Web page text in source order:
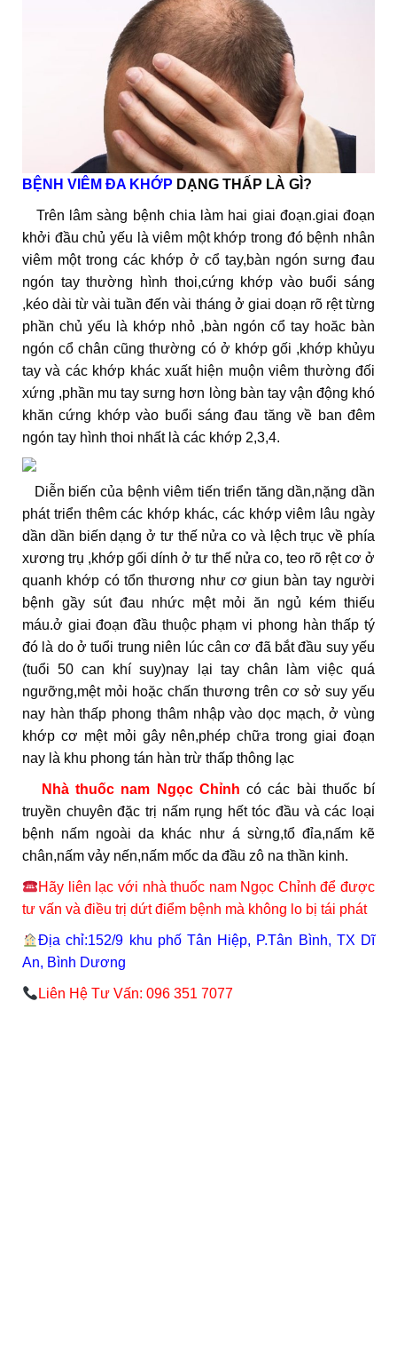
BỆNH VIÊM ĐA KHỚP DẠNG THẤP LÀ GÌ?
Trên lâm sàng bệnh chia làm hai giai đoạn.giai đoạn
khởi đầu chủ yếu là viêm một khớp trong đó bệnh nhân
viêm một trong các khớp ở cổ tay,bàn ngón sưng đau
ngón tay thường hình thoi,cứng khớp vào buổi sáng
,kéo dài từ vài tuần đến vài tháng ở giai doạn rõ rệt từng
phần chủ yếu là khớp nhỏ ,bàn ngón cổ tay hoăc bàn
ngón cổ chân cũng thường có ở khớp gối ,khớp khủyu
tay và các khớp khác xuất hiện muộn viêm thường đối
xứng ,phần mu tay sưng hơn lòng bàn tay vận động khó
khăn cứng khớp vào buổi sáng đau tăng về ban đêm
ngón tay hình thoi nhất là các khớp 2,3,4.
Diễn biến của bệnh viêm tiến triển tăng dần,nặng dần
phát triển thêm các khớp khác, các khớp viêm lâu ngày
dần dần biến dạng ở tư thế nửa co và lệch trục về phía
xương trụ ,khớp gối dính ở tư thế nửa co, teo rõ rệt cơ ở
quanh khớp có tổn thương như cơ giun bàn tay người
bệnh gầy sút đau nhức mệt mỏi ăn ngủ kém thiếu
máu.ở giai đoạn đầu thuộc phạm vi phong hàn thấp tý
đó là do ở tuổi trung niên lúc cân cơ đã bắt đầu suy yếu
(tuổi 50 can khí suy)nay lại tay chân làm việc quá
ngưỡng,mệt mỏi hoặc chấn thương trên cơ sở suy yếu
nay hàn thấp phong thâm nhập vào dọc mạch, ở vùng
khớp cơ mệt mỏi gây nên,phép chữa trong giai đoạn
nay là khu phong tán hàn trừ thấp thông lạc
Nhà thuốc nam Ngọc Chỉnh có các bài thuốc bí
truyền chuyên đặc trị nấm rụng hết tóc đầu và các loại
bệnh nấm ngoài da khác như á sừng,tổ đỉa,nấm kẽ
chân,nấm vảy nến,nấm mốc da đầu zô na thần kinh.
Hãy liên lạc với nhà thuốc nam Ngọc Chỉnh để được
tư vấn và điều trị dứt điểm bệnh mà không lo bị tái phát
Địa chỉ:152/9 khu phố Tân Hiệp, P.Tân Bình, TX Dĩ
An, Bình Dương
Liên Hệ Tư Vấn: 096 351 7077